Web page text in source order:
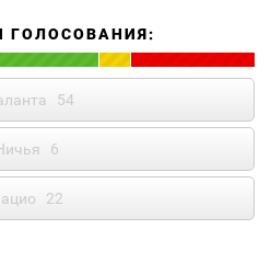
ГОЛОСОВАНИЯ:
54
6
22